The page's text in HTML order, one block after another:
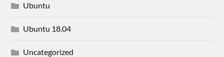
Ubuntu
Ubuntu 18.04
Uncategorized